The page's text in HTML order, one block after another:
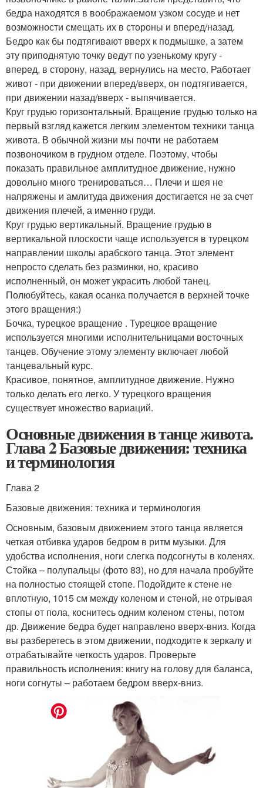
бедра находятся в воображаемом узком сосуде и нет
возможности смещать их в стороны и вперед/назад.
Бедро как бы подтягивают вверх к подмышке, а затем
эту приподнятую точку ведут по узенькому кругу -
вперед, в сторону, назад, вернулись на место. Работает
живот - при движении вперед/вверх, он подтягивается,
при движении назад/вверх - выпячивается.
Круг грудью горизонтальный. Вращение грудью только на
первый взгляд кажется легким элементом техники танца
живота. В обычной жизни мы почти не работаем
позвоночиком в грудном отделе. Поэтому, чтобы
показать правильное амплитудное движение, нужно
довольно много тренироваться… Плечи и шея не
напряжены и амлитуда движения достигается не за счет
движения плечей, а именно груди.
Круг грудью вертикальный. Вращение грудью в
вертикальной плоскости чаще используется в турецком
направлении школы арабского танца. Этот элемент
непросто сделать без разминки, но, красиво
исполненный, он может украсить любой танец.
Полюбуйтесь, какая осанка получается в верхней точке
этого вращения:)
Бочка, турецкое вращение . Турецкое вращение
используется многими исполнительницами восточных
танцев. Обучение этому элементу включает любой
танцевальный курс.
Красивое, понятное, амплитудное движение. Нужно
только делать его легко. У турецкого вращения
существует множество вариаций.
Основные движения в танце живота.
Глава 2 Базовые движения: техника
и терминология
Глава 2
Базовые движения: техника и терминология
Основным, базовым движением этого танца является
четкая отбивка ударов бедром в ритм музыки. Для
удобства исполнения, ноги слегка подсогнуты в коленях.
Стойка – полупальцы (фото 83), но для начала пробуйте
на полностью стоящей стопе. Подойдите к стене не
вплотную, 1015 см между коленом и стеной, не отрывая
стопы от пола, коснитесь одним коленом стены, потом
др. Движение бедра будет направлено вверх-вниз. Когда
вы разберетесь в этом движении, подходите к зеркалу и
отрабатывайте четкость ударов. Проверьте
правильность исполнения: книгу на голову для баланса,
ноги согнуты – работаем бедром вверх-вниз.